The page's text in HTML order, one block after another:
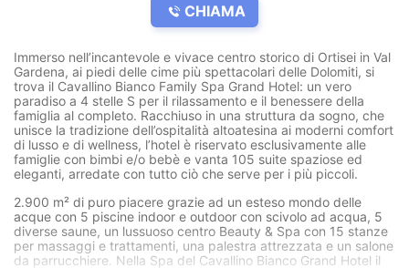
CHIAMA
Immerso nell’incantevole e vivace centro storico di Ortisei in Val
Gardena, ai piedi delle cime più spettacolari delle Dolomiti, si
trova il Cavallino Bianco Family Spa Grand Hotel: un vero
paradiso a 4 stelle S per il rilassamento e il benessere della
famiglia al completo. Racchiuso in una struttura da sogno, che
unisce la tradizione dell’ospitalità altoatesina ai moderni comfort
di lusso e di wellness, l’hotel è riservato esclusivamente alle
famiglie con bimbi e/o bebè e vanta 105 suite spaziose ed
eleganti, arredate con tutto ciò che serve per i più piccoli.
2.900 m² di puro piacere grazie ad un esteso mondo delle
acque con 5 piscine indoor e outdoor con scivolo ad acqua, 5
diverse saune, un lussuoso centro Beauty & Spa con 15 stanze
per massaggi e trattamenti, una palestra attrezzata e un salone
da parrucchiere. Nella Spa del Cavallino Bianco Grand Hotel il